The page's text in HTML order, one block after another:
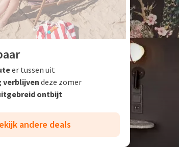
er tussen uit
verblijven deze zomer
ontbijt
andere deals